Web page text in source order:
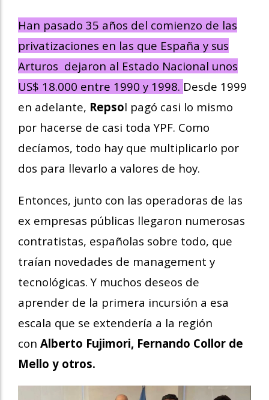
Han pasado 35 años del comienzo de las
privatizaciones en las que España y sus
Arturos dejaron al Estado Nacional unos
US$ 18.000 entre 1990 y 1998. Desde 1999
en adelante, Repsol pagó casi lo mismo
por hacerse de casi toda YPF. Como
decíamos, todo hay que multiplicarlo por
dos para llevarlo a valores de hoy.
Entonces, junto con las operadoras de las
ex empresas públicas llegaron numerosas
contratistas, españolas sobre todo, que
traían novedades de management y
tecnológicas. Y muchos deseos de
aprender de la primera incursión a esa
escala que se extendería a la región
con Alberto Fujimori, Fernando Collor de
Mello y otros.